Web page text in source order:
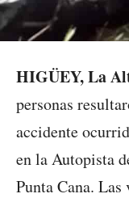
HIGÜEY, La
personas
accidente
en la Autopista
Punta Cana.